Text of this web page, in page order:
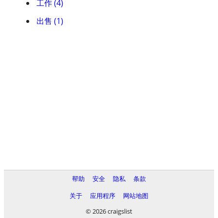
工作 (4)
出售 (1)
帮助 安全 隐私
条款
关于
应用程序
网站地图
© 2026 craigslist